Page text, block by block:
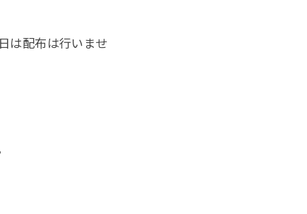
布は行いませ